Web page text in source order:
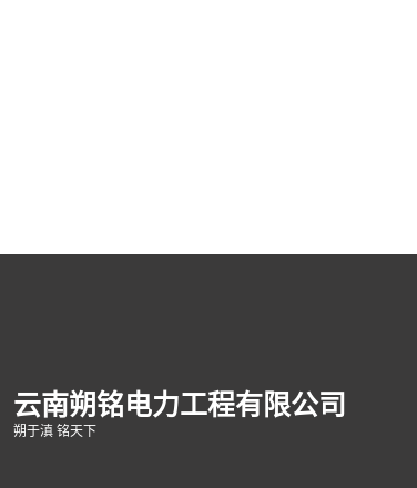
云南朔铭电力工程有限公司
朔于滇 铭天下